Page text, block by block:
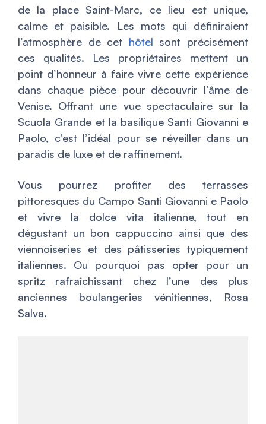
de la place Saint-Marc, ce lieu est unique,
calme et paisible. Les mots qui définiraient
l’atmosphère de cet hôtel sont précisément
ces qualités. Les propriétaires mettent un
point d’honneur à faire vivre cette expérience
dans chaque pièce pour découvrir l’âme de
Venise. Offrant une vue spectaculaire sur la
Scuola Grande et la basilique Santi Giovanni e
Paolo, c’est l’idéal pour se réveiller dans un
paradis de luxe et de raffinement.
Vous pourrez profiter des terrasses
pittoresques du Campo Santi Giovanni e Paolo
et vivre la dolce vita italienne, tout en
dégustant un bon cappuccino ainsi que des
viennoiseries et des pâtisseries typiquement
italiennes. Ou pourquoi pas opter pour un
spritz rafraîchissant chez l’une des plus
anciennes boulangeries vénitiennes, Rosa
Salva.